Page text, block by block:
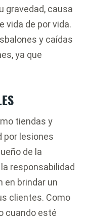
gravedad, causa
vida de por vida.
y caídas
ya que
tiendas y
por lesiones
de la
responsabilidad
en brindar un
clientes. Como
cuando esté